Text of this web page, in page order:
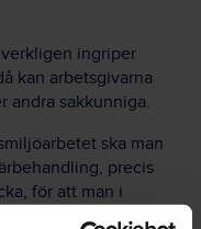
ingriper
kan arbetsgivarna
andra sakkunniga.
ska man
precis
för att man i